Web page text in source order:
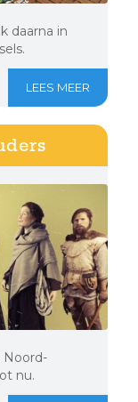
daarna in
LEES MEER
Noord-
nu.